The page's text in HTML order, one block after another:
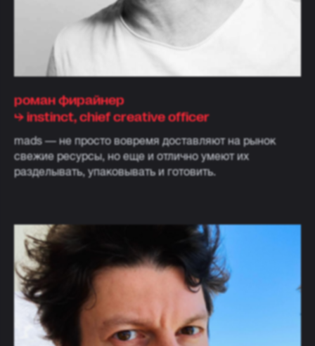
роман фирайнер
⮡ instinct, chief creative officer
mads — не просто вовремя доставляют на рынок
свежие ресурсы, но еще и отлично умеют их
разделывать, упаковывать и готовить.